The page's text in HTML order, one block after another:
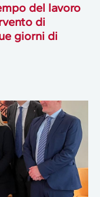
del lavoro
di
giorni di